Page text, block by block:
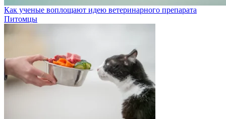
Как ученые воплощают идею ветеринарного препарата
Питомцы